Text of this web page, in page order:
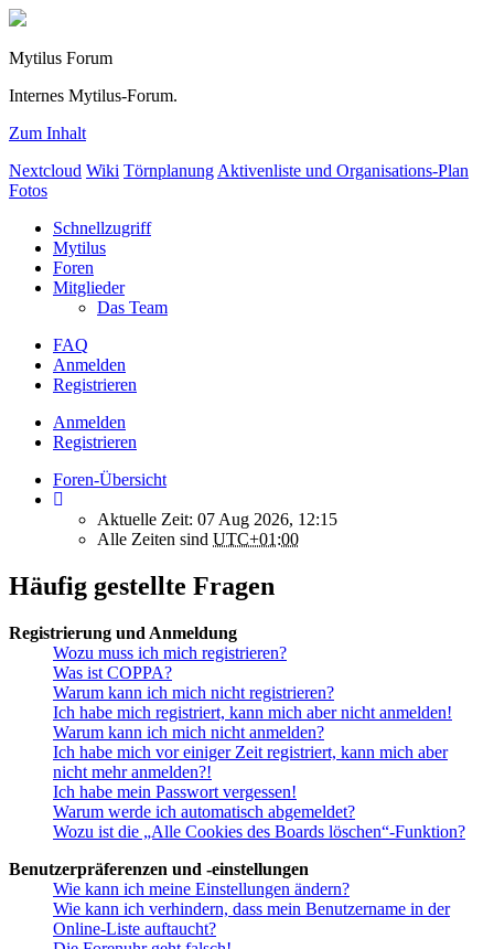
Mytilus Forum
Internes Mytilus-Forum.
Zum Inhalt
Nextcloud Wiki Törnplanung Aktivenliste und Organisations-Plan
Fotos
Schnellzugriff
Mytilus
Foren
Mitglieder
Das Team
FAQ
Anmelden
Registrieren
Anmelden
Registrieren
Foren-Übersicht
Aktuelle Zeit: 07 Aug 2026, 12:15
Alle Zeiten sind UTC+01:00
Häufig gestellte Fragen
Registrierung und Anmeldung
Wozu muss ich mich registrieren?
Was ist COPPA?
Warum kann ich mich nicht registrieren?
Ich habe mich registriert, kann mich aber nicht anmelden!
Warum kann ich mich nicht anmelden?
Ich habe mich vor einiger Zeit registriert, kann mich aber
nicht mehr anmelden?!
Ich habe mein Passwort vergessen!
Warum werde ich automatisch abgemeldet?
Wozu ist die „Alle Cookies des Boards löschen“-Funktion?
Benutzerpräferenzen und -einstellungen
Wie kann ich meine Einstellungen ändern?
Wie kann ich verhindern, dass mein Benutzername in der
Online-Liste auftaucht?